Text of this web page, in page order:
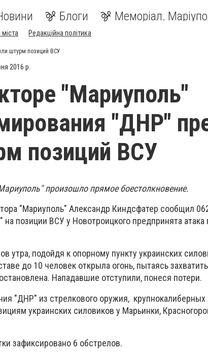
Блоги Меморіал.
міста Редакційна політика
штурм позиций ВСУ
2016 р.
"Мариуполь"
"ДНР"
позиций ВСУ
произошло прямое боестолкновение.
"Мариуполь" Александр Киндсфатер сообщил
на позиции ВСУ у Новотроицкого предпринята
утра, подойдя к опорному пункту украинских
до 10 человек открыла огонь, пытаясь
Нападавшие отступили, понеся потери.
"ДНР" из стрелкового оружия, крупнокалиберных
украинских силовиков у Марьинки,
зафиксировано 6 обстрелов.